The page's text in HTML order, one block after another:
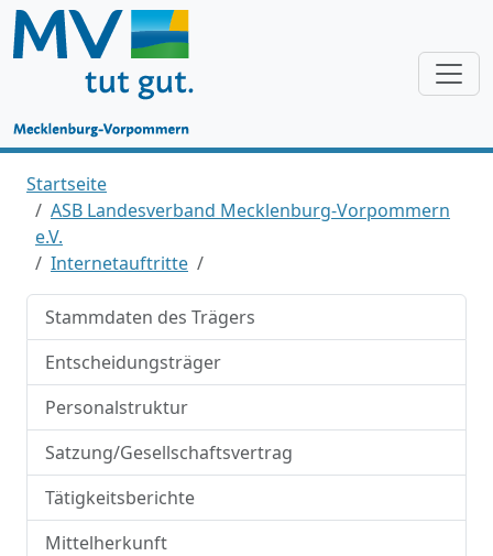
Startseite
ASB Landesverband Mecklenburg-Vorpommern
e.V.
Internetauftritte
Stammdaten des Trägers
Entscheidungsträger
Personalstruktur
Satzung/Gesellschaftsvertrag
Tätigkeitsberichte
Mittelherkunft